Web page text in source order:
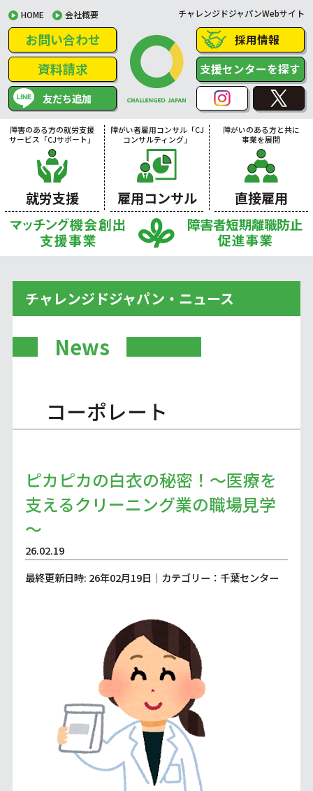
HOME 会社概要 チャレンジドジャパンWebサイト
お問い合わせ
資料請求
友だち追加
採用情報
支援センターを探す
障害のある方の就労支援
サービス「CJサポート」
就労支援
障がい者雇用コンサル「CJ
コンサルティング」
雇用コンサル
障がいのある方と共に
事業を展開
直接雇用
チャレンジドジャパン・ニュース
News
コーポレート
ピカピカの白衣の秘密！～医療を
支えるクリーニング業の職場見学
～
26.02.19
最終更新日時: 26年02月19日｜カテゴリー：千葉センター